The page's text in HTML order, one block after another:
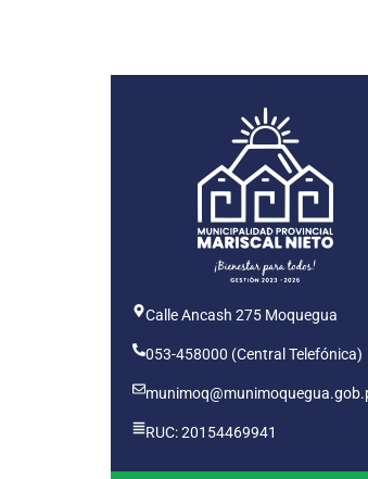
Calle Ancash 275 Moquegua
053-458000 (Central Telefónica)
RUC: 20154469941